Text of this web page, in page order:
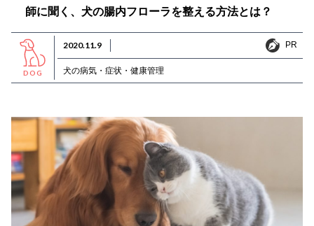
師に聞く、犬の腸内フローラを整える方法とは？
DOG
2020.11.9 PR
PR
犬の病気・症状・健康管理